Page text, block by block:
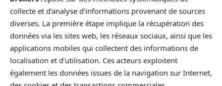
collecte et d’analyse d’informations provenant de sources
diverses. La première étape implique la récupération des
données via les sites web, les réseaux sociaux, ainsi que les
applications mobiles qui collectent des informations de
localisation et d’utilisation. Ces acteurs exploitent
également les données issues de la navigation sur Internet,